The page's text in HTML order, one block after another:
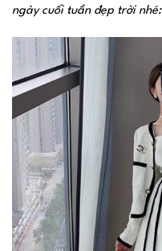
ngày cuối tuần đẹp trời nhé: